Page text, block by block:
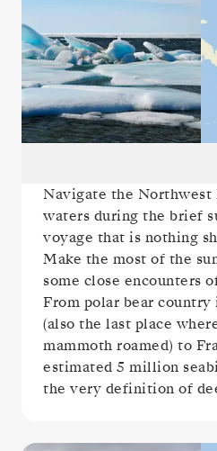
Navigate the Northwest
waters during the brief
voyage that is nothing
Make the most of the
some close encounters
From polar bear
(also the last place
mammoth roamed) to
estimated 5 million
the very definition of